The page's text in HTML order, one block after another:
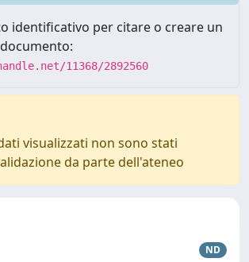
identificativo per citare o creare un
11368/2892560
visualizzati non sono stati
da parte dell'ateneo
ND